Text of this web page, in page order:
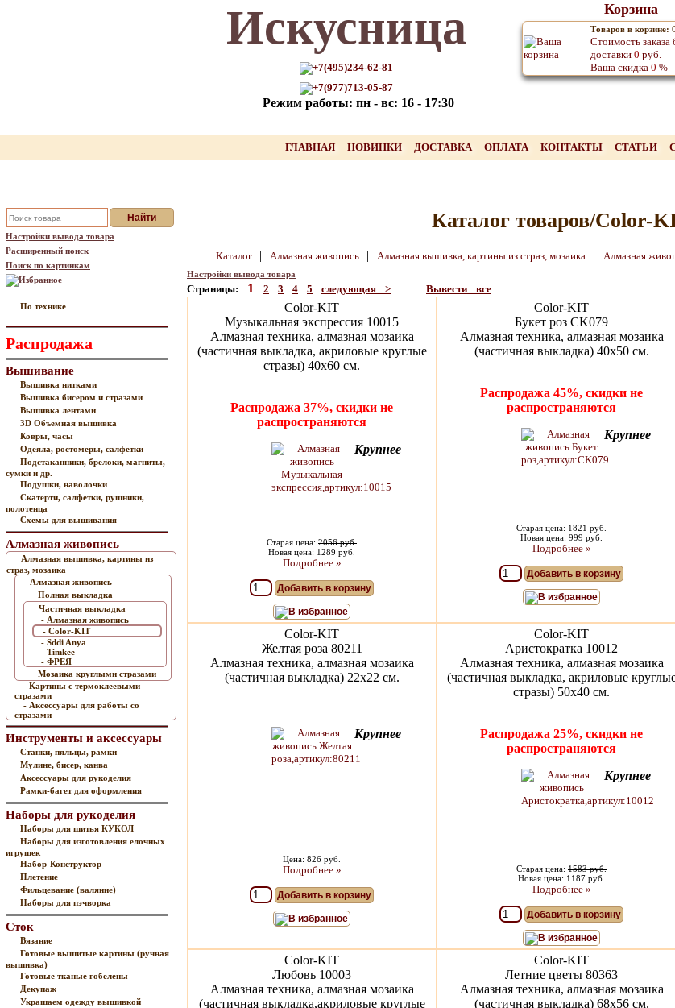
Только для Вас промокод на
Отправить
Искусница
+7(495)234-62-81
+7(977)713-05-87
Режим работы: пн - вс: 16 - 17:30
Корзина
Товаров в корзине: 0
Стоимость заказа
доставки 0 руб.
Ваша скидка 0 %
ГЛАВНАЯ НОВИНКИ ДОСТАВКА ОПЛАТА КОНТАКТЫ СТАТЬИ
Настройки вывода товара
Расширенный поиск
Поиск по картинкам
Избранное
По технике
Распродажа
Вышивание
Вышивка нитками
Вышивка бисером и стразами
Вышивка лентами
3D Объемная вышивка
Ковры, часы
Одеяла, ростомеры, салфетки
Подстаканники, брелоки, магниты,
сумки и др.
Подушки, наволочки
Скатерти, салфетки, рушники,
полотенца
Схемы для вышивания
Алмазная живопись
Алмазная вышивка, картины из
страз, мозаика
Алмазная живопись
Полная выкладка
Частичная выкладка
- Алмазная живопись
- Color-KIT
- Sddi Anya
- Timkee
- ФРЕЯ
Мозаика круглыми стразами
- Картины с термоклеевыми
стразами
- Аксессуары для работы со
стразами
Инструменты и аксессуары
Станки, пяльцы, рамки
Мулине, бисер, канва
Аксессуары для рукоделия
Рамки-багет для оформления
Наборы для рукоделия
Наборы для шитья КУКОЛ
Наборы для изготовления елочных
игрушек
Набор-Конструктор
Плетение
Фильцевание (валяние)
Наборы для пэчворка
Сток
Вязание
Готовые вышитые картины (ручная
вышивка)
Готовые тканые гобелены
Декупаж
Украшаем одежду вышивкой
Каталог товаров/Color-
Каталог | Алмазная живопись | Алмазная вышивка, картины из страз, мозаика | Алмазная
Настройки вывода товара
Страницы: 1 2 3 4 5 следующая > Вывести все
Color-KIT
Музыкальная экспрессия 10015
Алмазная техника, алмазная мозаика
(частичная выкладка, акриловые круглые
стразы) 40x60 см.
Распродажа 37%, скидки не
распространяются
Крупнее
Старая цена: 2056 руб.
Новая цена: 1289 руб.
Подробнее »
Добавить в корзину
В избранное
Color-KIT
Букет роз CK079
Алмазная техника, алмазная мозаика
(частичная выкладка) 40x50 см.
Распродажа 45%, скидки не
распространяются
Крупнее
Старая цена: 1821 руб.
Новая цена: 999 руб.
Подробнее »
Добавить в корзину
В избранное
Color-KIT
Желтая роза 80211
Алмазная техника, алмазная мозаика
(частичная выкладка) 22х22 см.
Крупнее
Цена: 826 руб.
Подробнее »
Добавить в корзину
В избранное
Color-KIT
Аристократка 10012
Алмазная техника, алмазная мозаика
(частичная выкладка, акриловые
стразы) 50x40 см.
Распродажа 25%, скидки не
распространяются
Крупнее
Старая цена: 1583 руб.
Новая цена: 1187 руб.
Подробнее »
Добавить в корзину
В избранное
Color-KIT
Любовь 10003
Алмазная техника, алмазная мозаика
(частичная выкладка,акриловые круглые
Color-KIT
Летние цветы 80363
Алмазная техника, алмазная мозаика
(частичная выкладка) 68x56 см.